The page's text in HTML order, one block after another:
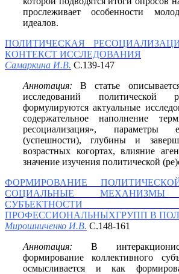
прослеживает особенности
идеалов.
ПОЛИТИЧЕСКАЯ
КОНТЕКСТ ИССЛЕДОВАНИЯ
Самаркина И.В. С.139-147
Аннотация:В статье
исследований политической
формулируются актуальные
содержательное наполнение
ресоциализация», параметры
(успешности), глубины и
возрастных когортах, влияние
значение изучения политической
ФОРМИРОВАНИЕ
СОЦИАЛЬНЫЕ
СУБЪЕКТНОСТИ
ПРОФЕССИОНАЛЬНЫХГРУПП В
Мирошниченко И.В. С.148-161
Аннотация: В
формирование коллективного
осмысливается и как